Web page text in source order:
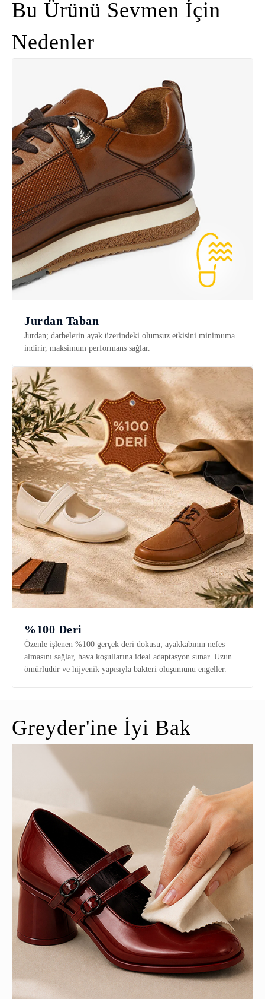
Bu Ürünü Sevmen İçin
Nedenler
Jurdan Taban
Jurdan; darbelerin ayak üzerindeki olumsuz etkisini minimuma
indirir, maksimum performans sağlar.
%100 Deri
Özenle işlenen %100 gerçek deri dokusu; ayakkabının nefes
almasını sağlar, hava koşullarına ideal adaptasyon sunar. Uzun
ömürlüdür ve hijyenik yapısıyla bakteri oluşumunu engeller.
Greyder'ine İyi Bak